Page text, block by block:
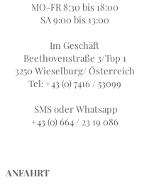
MO-FR 8:30 bis 18:00
SA 9:00 bis 13:00
Im Geschäft
Beethovenstraße 3/Top 1
3250 Wieselburg/ Österreich
Tel: +43 (0) 7416 / 53099
SMS oder Whatsapp
+43 (0) 664 / 23 19 086
ANFAHRT